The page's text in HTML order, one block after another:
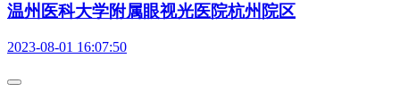
温州医科大学附属眼视光医院杭州院区
2023-08-01 16:07:50